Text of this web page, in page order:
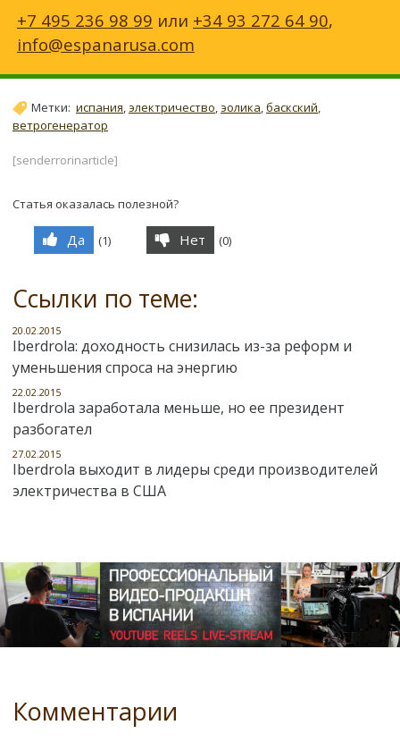
+7 495 236 98 99 или +34 93 272 64 90,
info@espanarusa.com
Метки: испания, электричество, эолика,баскский,
ветрогенератор
[senderrorinarticle]
Статья оказалась полезной?
Да (1) Нет (0)
Ссылки по теме:
20.02.2015
Iberdrola: доходность снизилась из-за реформ и
уменьшения спроса на энергию
22.02.2015
Iberdrola заработала меньше, но ее президент
разбогател
27.02.2015
Iberdrola выходит в лидеры среди производителей
электричества в США
Комментарии